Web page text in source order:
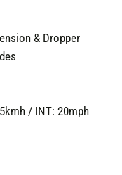
& Dropper
/ INT: 20mph